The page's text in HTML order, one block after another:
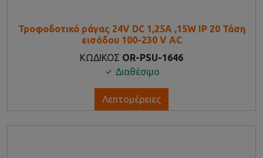
Τροφοδοτικό ράγας 24V DC 1,25A ,15W IP 20 Τάση
εισόδου 100-230 V AC
ΚΩΔΙΚΟΣ OR-PSU-1646
Διαθέσιμο
Λεπτομέρειες